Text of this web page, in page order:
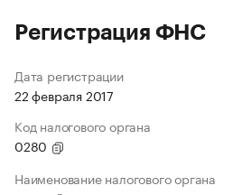
Регистрация ФНС
Дата регистрации
22 февраля 2017
Код налогового органа
0280
Наименование налогового органа